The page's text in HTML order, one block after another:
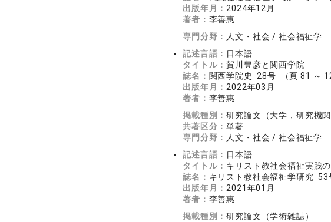
出版年月： 2024年12月
著者： 李善惠
専門分野： 人文・社会 / 社会福祉学
記述言語： 日本語
タイトル：賀川豊彦と関西学院
誌名： 関西学院史 28号 （頁 81 ～
出版年月： 2022年03月
著者： 李善惠
掲載種別：研究論文（大学，研究機関
共著区分：単著
専門分野： 人文・社会 / 社会福祉学
記述言語： 日本語
タイトル： キリスト教社会福祉実践
誌名： キリスト教社会福祉学研究 53
出版年月： 2021年01月
著者： 李善惠
掲載種別：研究論文（学術雑誌）